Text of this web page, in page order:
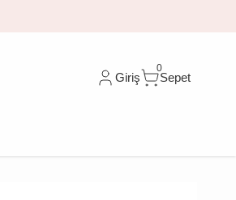
Giriş
0
Sepet